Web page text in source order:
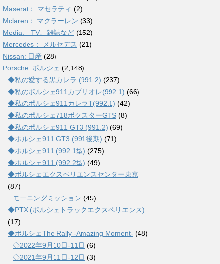
Maserat： マセラティ (2)
Mclaren： マクラーレン (33)
Media: TV、雑誌など (152)
Mercedes： メルセデス (21)
Nissan: 日産 (28)
Porsche: ポルシェ (2,148)
◆私の愛する黒カレラ (991.2) (237)
◆私のポルシェ911カブリオレ(992.1) (66)
◆私のポルシェ911カレラT(992.1) (42)
◆私のポルシェ718ボクスターGTS (8)
◆私のポルシェ911 GT3 (991.2) (69)
◆ポルシェ911 GT3 (991後期) (71)
◆ポルシェ911 (992.1型) (275)
◆ポルシェ911 (992.2型) (49)
◆ポルシェエクスペリエンスセンター東京
(87)
モーニングミッション (45)
◆PTX (ポルシェトラックエクスペリエンス)
(17)
◆ポルシェThe Rally -Amazing Moment- (48)
◇2022年9月10日-11日 (6)
◇2021年9月11日-12日 (3)